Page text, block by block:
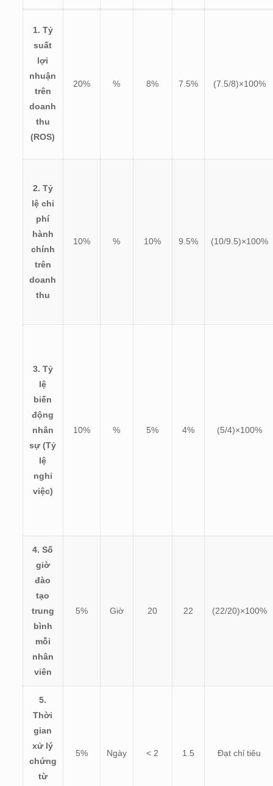
1. Tỷ
suất
lợi
nhuận
trên
doanh
thu
(ROS)
20% % 8% 7.5% (7.5/8)×100%
2. Tỷ
lệ chi
phí
hành
chính
trên
doanh
thu
10% % 10% 9.5% (10/9.5)×100%
3. Tỷ
lệ
biến
động
nhân
sự (Tỷ
lệ
nghỉ
việc)
10% % 5% 4% (5/4)×100%
4. Số
giờ
đào
tạo
trung
bình
mỗi
nhân
viên
5% Giờ 20 22 (22/20)×100%
5.
Thời
gian
xử lý
chứng
từ
5% Ngày < 2 1.5 Đạt chỉ tiêu